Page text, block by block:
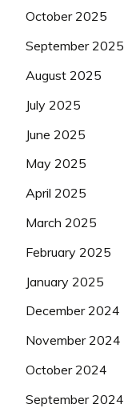
October 2025
September 2025
August 2025
July 2025
June 2025
May 2025
April 2025
March 2025
February 2025
January 2025
December 2024
November 2024
October 2024
September 2024